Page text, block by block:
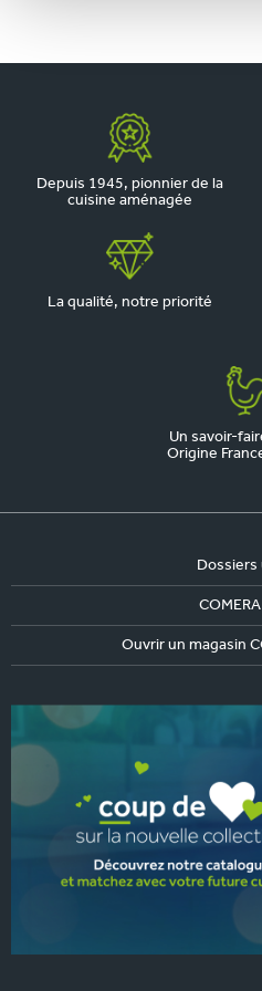
Depuis 1945, pionnier de la
cuisine aménagée
La qualité, notre priorité
Un savoir-
Origine
Dossiers
Ouvrir un magasin